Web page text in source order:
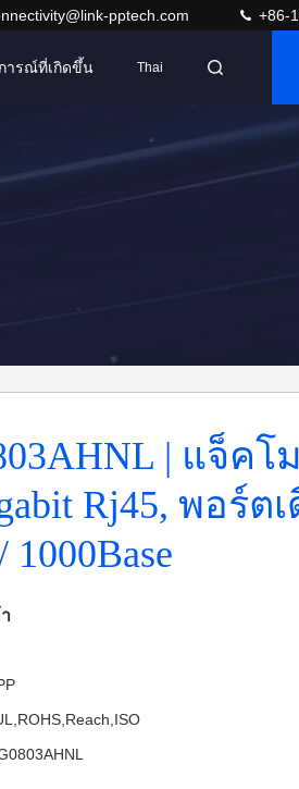
pptech.com +86-
ารณ์ที่เกิดขึ้น Thai
| แจ็คโ
Rj45, พอร์ต
1000Base